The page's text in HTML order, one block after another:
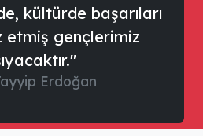
kültürde başarıları
etmiş gençlerimiz
Erdoğan